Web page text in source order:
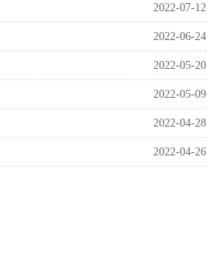
2022-07-12
2022-06-24
2022-05-20
2022-05-09
2022-04-28
2022-04-26